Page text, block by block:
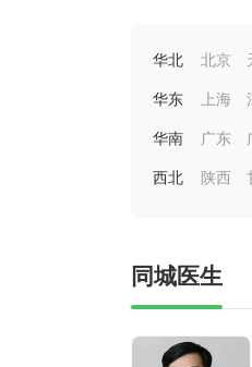
华北 北京
华东 上海
华南 广东
西北 陕西
同城医生